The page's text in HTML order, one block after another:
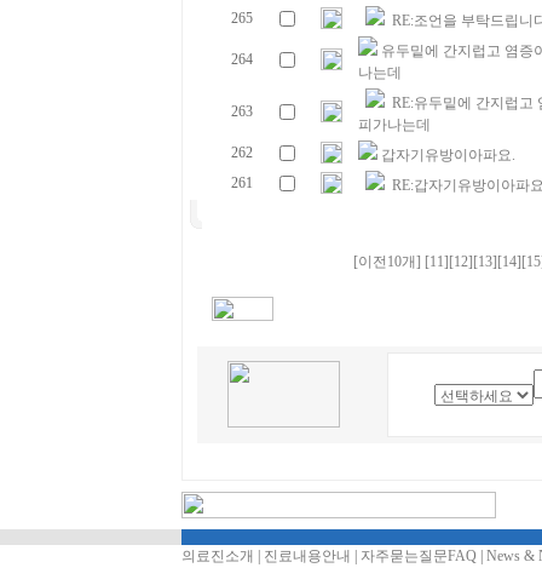
265
RE:조언을 부탁드립니
264
유두밑에 간지럽고 염증
나는데
263
RE:유두밑에 간지럽고
피가나는데
262
갑자기유방이아파요.
261
RE:갑자기유방이아파
[이전10개] [11] [12] [13] [14]
의료진소개 진료내용안내 자주묻는질문FAQ News &